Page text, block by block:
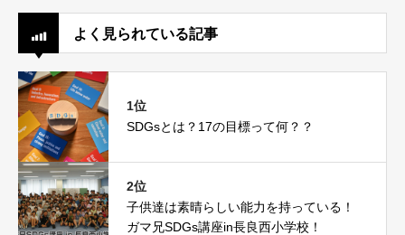
よく見られている記事
1位
SDGsとは？17の目標って何？？
2位
子供達は素晴らしい能力を持っている！
ガマ兄SDGs講座in長良西小学校！